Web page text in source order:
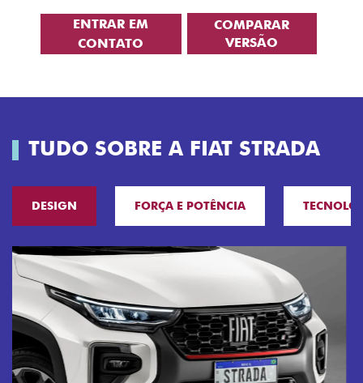
ENTRAR EM
CONTATO
COMPARAR
VERSÃO
TUDO SOBRE A FIAT STRADA
DESIGN FORÇA E POTÊNCIA